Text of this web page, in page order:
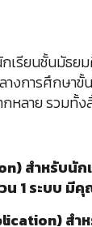
ยนชั้นมัธยม
การศึกษา
ลาย รวมทั้ง
สำหรับนัก
วน 1 ระบบ
สำ